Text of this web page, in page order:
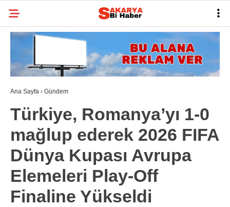
SAKARYA
VİDEO YAZARLAR
BI RÖPORTAJ
ESNAF
Ana Sayfa › Gündem
Türkiye, Romanya’yı 1-0
mağlup ederek 2026 FIFA
Dünya Kupası Avrupa
Elemeleri Play-Off
Finaline Yükseldi